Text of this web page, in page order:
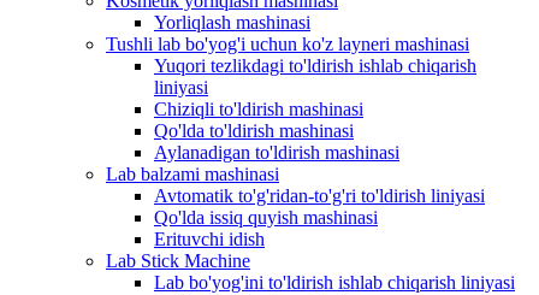
Yorliqlash mashinasi
Tushli lab bo'yog'i uchun ko'z layneri mashinasi
Yuqori tezlikdagi to'ldirish ishlab chiqarish
liniyasi
Chiziqli to'ldirish mashinasi
Qo'lda to'ldirish mashinasi
Aylanadigan to'ldirish mashinasi
Lab balzami mashinasi
Avtomatik to'g'ridan-to'g'ri to'ldirish liniyasi
Qo'lda issiq quyish mashinasi
Erituvchi idish
Lab Stick Machine
Lab bo'yog'ini to'ldirish ishlab chiqarish liniyasi